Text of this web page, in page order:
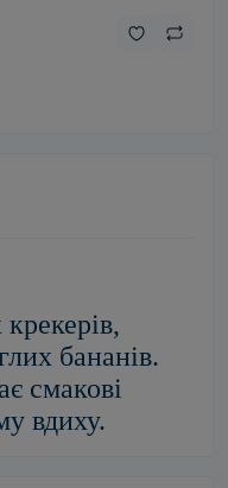
бананів.
смакові
вдиху.